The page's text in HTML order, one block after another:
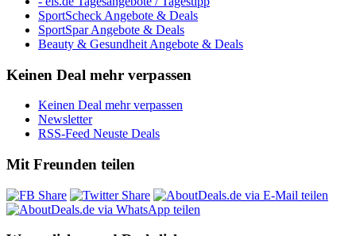
SportScheck Angebote & Deals
SportSpar Angebote & Deals
Beauty & Gesundheit Angebote & Deals
Keinen Deal mehr verpassen
Keinen Deal mehr verpassen
Newsletter
RSS-Feed Neuste Deals
Mit Freunden teilen